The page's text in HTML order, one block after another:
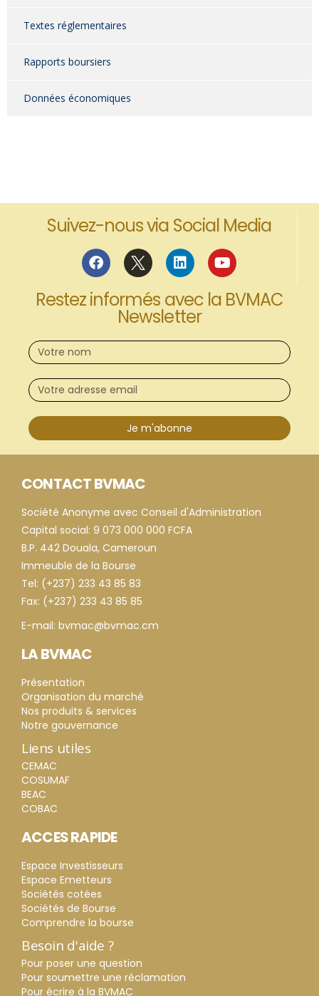
Textes réglementaires
Rapports boursiers
Données économiques
Suivez-nous via Social Media
Restez informés avec la BVMAC
Newsletter
Je m'abonne
CONTACT BVMAC
Société Anonyme avec Conseil d'Administration
Capital social: 9 073 000 000 FCFA
B.P. 442 Douala, Cameroun
Immeuble de la Bourse
Tel: (+237) 233 43 85 83
Fax: (+237) 233 43 85 85
E-mail: bvmac@bvmac.cm
LA BVMAC
Présentation
Organisation du marché
Nos produits & services
Notre gouvernance
Liens utiles
CEMAC
COSUMAF
BEAC
COBAC
ACCES RAPIDE
Espace Investisseurs
Espace Emetteurs
Sociétés cotées
Sociétés de Bourse
Comprendre la bourse
Besoin d'aide ?
Pour poser une question
Pour soumettre une réclamation
Pour écrire à la BVMAC